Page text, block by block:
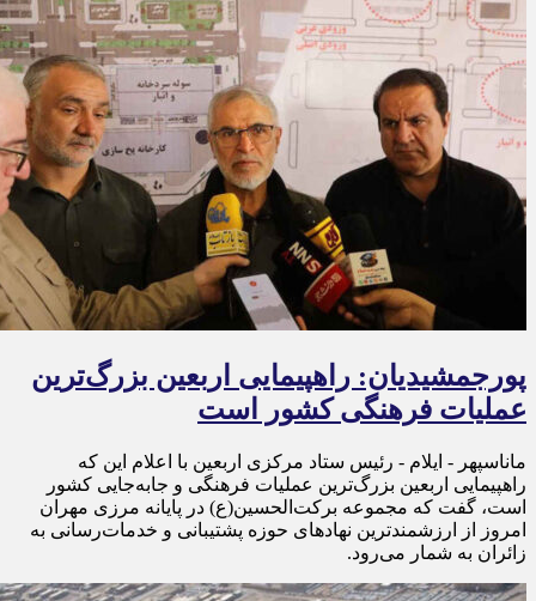
پورجمشیدیان: راهپیمایی اربعین بزرگ‌ترین
عملیات فرهنگی کشور است
ماناسپهر - ایلام - رئیس ستاد مرکزی اربعین با اعلام این که
راهپیمایی اربعین بزرگ‌ترین عملیات فرهنگی و جابه‌جایی کشور
است، گفت که مجموعه برکت‌الحسین(ع) در پایانه مرزی مهران
امروز از ارزشمندترین نهادهای حوزه پشتیبانی و خدمات‌رسانی به
زائران به شمار می‌رود.